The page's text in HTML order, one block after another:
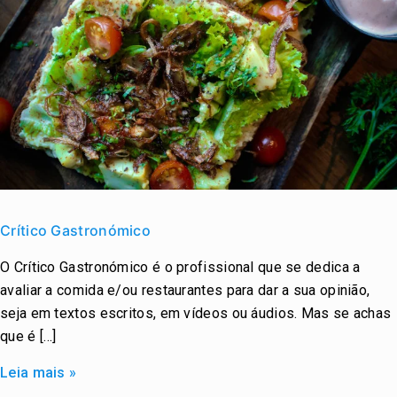
Crítico Gastronómico
O Crítico Gastronómico é o profissional que se dedica a
avaliar a comida e/ou restaurantes para dar a sua opinião,
seja em textos escritos, em vídeos ou áudios. Mas se achas
que é […]
Gastronómico
Leia mais »